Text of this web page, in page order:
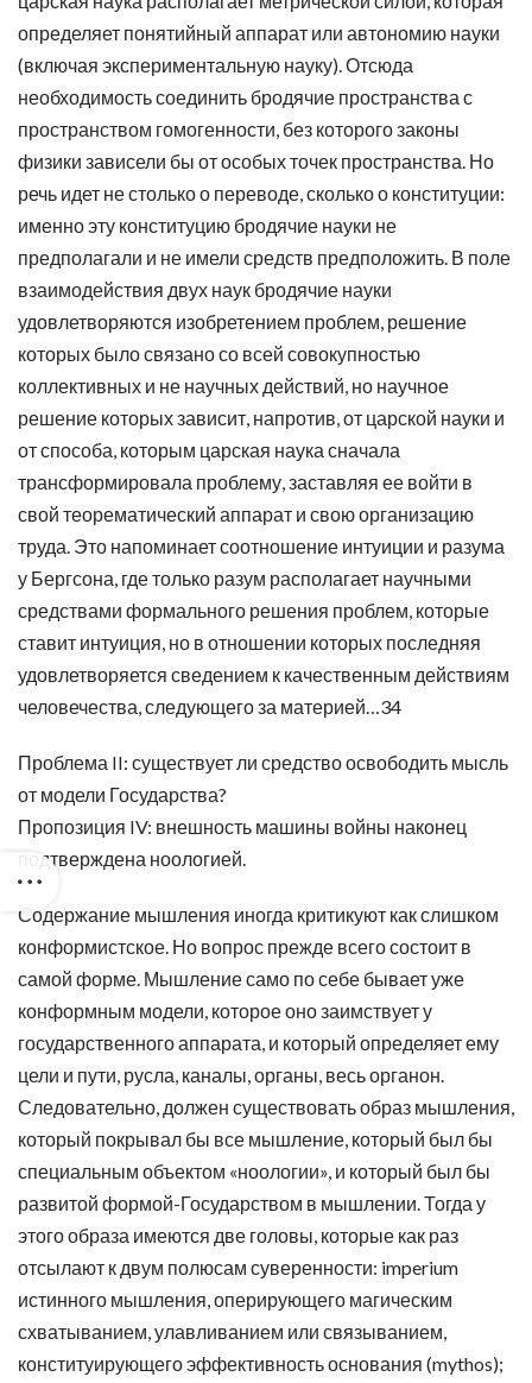
определяет понятийный аппарат или автономию науки
(включая экспериментальную науку). Отсюда
необходимость соединить бродячие пространства с
пространством гомогенности, без которого законы
физики зависели бы от особых точек пространства. Но
речь идет не столько о переводе, сколько о конституции:
именно эту конституцию бродячие науки не
предполагали и не имели средств предположить. В поле
взаимодействия двух наук бродячие науки
удовлетворяются изобретением проблем, решение
которых было связано со всей совокупностью
коллективных и не научных действий, но научное
решение которых зависит, напротив, от царской науки и
от способа, которым царская наука сначала
трансформировала проблему, заставляя ее войти в
свой теорематический аппарат и свою организацию
труда. Это напоминает соотношение интуиции и разума
у Бергсона, где только разум располагает научными
средствами формального решения проблем, которые
ставит интуиция, но в отношении которых последняя
удовлетворяется сведением к качественным действиям
человечества, следующего за материей…34
Проблема II: существует ли средство освободить мысль
от модели Государства?
Пропозиция IV: внешность машины войны наконец
подтверждена ноологией.
Содержание мышления иногда критикуют как слишком
конформистское. Но вопрос прежде всего состоит в
самой форме. Мышление само по себе бывает уже
конформным модели, которое оно заимствует у
государственного аппарата, и который определяет ему
цели и пути, русла, каналы, органы, весь органон.
Следовательно, должен существовать образ мышления,
который покрывал бы все мышление, который был бы
специальным объектом «ноологии», и который был бы
развитой формой-Государством в мышлении. Тогда у
этого образа имеются две головы, которые как раз
отсылают к двум полюсам суверенности: imperium
истинного мышления, оперирующего магическим
схватыванием, улавливанием или связыванием,
конституирующего эффективность основания (mythos);